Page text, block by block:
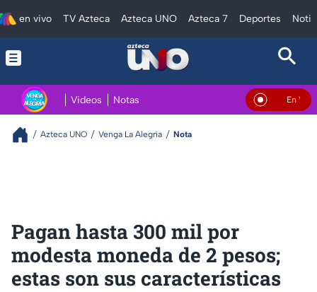
en vivo TV Azteca Azteca UNO Azteca 7 Deportes
Videos Notas En Vivo
Azteca UNO Venga La Alegría Nota
Pagan hasta 300 mil por
modesta moneda de 2 pesos;
estas son sus características